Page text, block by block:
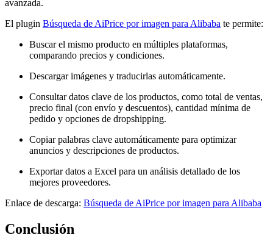
avanzada.
El plugin Búsqueda de AiPrice por imagen para Alibaba te permite:
Buscar el mismo producto en múltiples plataformas,
comparando precios y condiciones.
Descargar imágenes y traducirlas automáticamente.
Consultar datos clave de los productos, como total de ventas,
precio final (con envío y descuentos), cantidad mínima de
pedido y opciones de dropshipping.
Copiar palabras clave automáticamente para optimizar
anuncios y descripciones de productos.
Exportar datos a Excel para un análisis detallado de los
mejores proveedores.
Enlace de descarga: Búsqueda de AiPrice por imagen para Alibaba
Conclusión